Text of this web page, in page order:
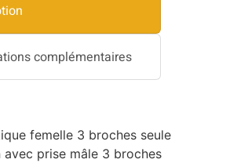
complémentaires
femelle 3 broches seule
prise mâle 3 broches